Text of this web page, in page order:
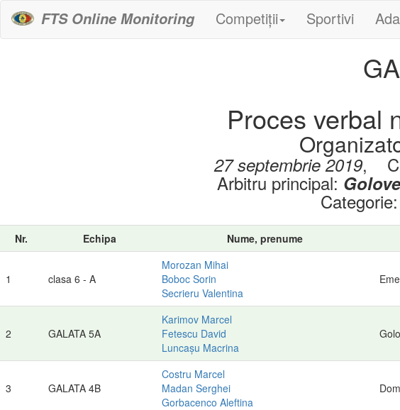
FTS Online Monitoring Competiții Sportivi
Proces verbal
27 septembrie 2019,
Arbitru principal:
Categorie:
Nr. Echipa Nume, prenume
1 clasa 6 - A
Morozan Mihai
Boboc Sorin
Secrieru Valentina
2 GALATA 5A
Karimov Marcel
Fetescu David
Luncașu Macrina
3 GALATA 4B
Costru Marcel
Madan Serghei
Gorbacenco Aleftina